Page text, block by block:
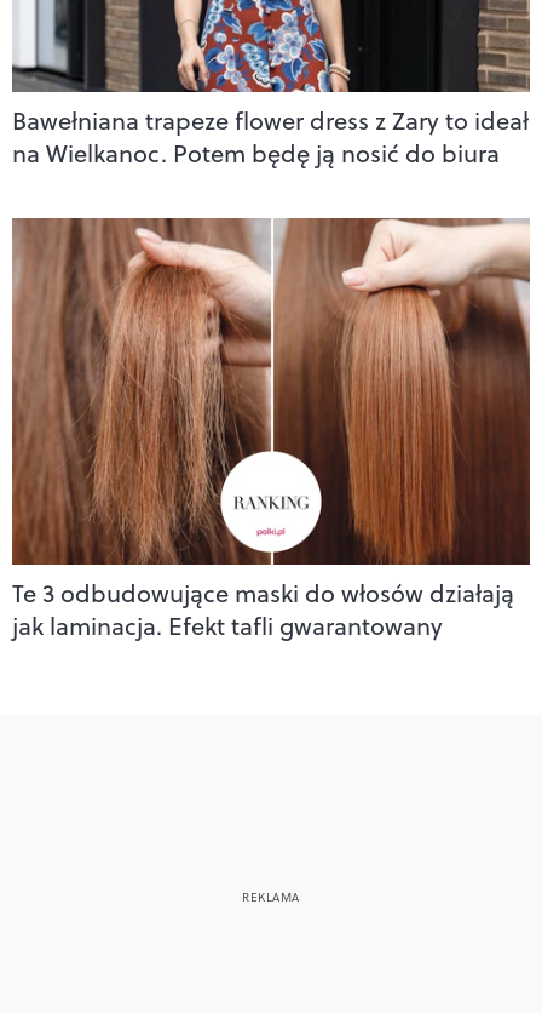
Bawełniana trapeze flower dress z Zary to ideał
na Wielkanoc. Potem będę ją nosić do biura
Te 3 odbudowujące maski do włosów działają
jak laminacja. Efekt tafli gwarantowany